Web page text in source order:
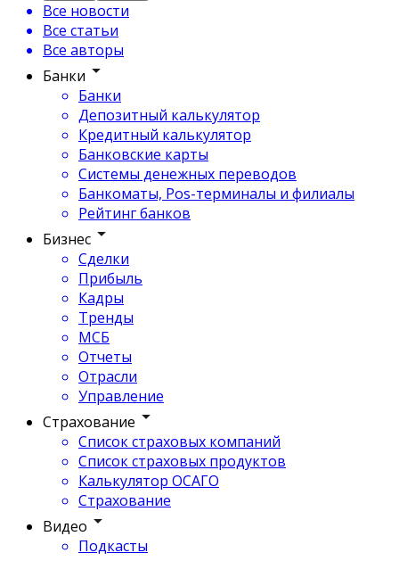
Все новости
Все статьи
Все авторы
Банки
Банки
Депозитный калькулятор
Кредитный калькулятор
Банковские карты
Системы денежных переводов
Банкоматы, Pos-терминалы и филиалы
Рейтинг банков
Бизнес
Сделки
Прибыль
Кадры
Тренды
МСБ
Отчеты
Отрасли
Управление
Страхование
Список страховых компаний
Список страховых продуктов
Калькулятор ОСАГО
Страхование
Видео
Подкасты